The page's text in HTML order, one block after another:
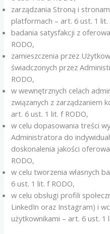
zarządzania Stroną i
platformach – art. 6 ust. 1 lit.
badania satysfakcji z
RODO,
zamieszczenia przez
świadczonych przez
RODO,
w wewnętrznych celach
związanych z zarządzaniem
art. 6 ust. 1 lit. f RODO,
w celu dopasowania treści
Administratora do
doskonalenia jakości
RODO,
w celu tworzenia własnych
6 ust. 1 lit. f RODO,
w celu obsługi profili
LinkedIn oraz Instagram) i
użytkownikami – art. 6 ust. 1